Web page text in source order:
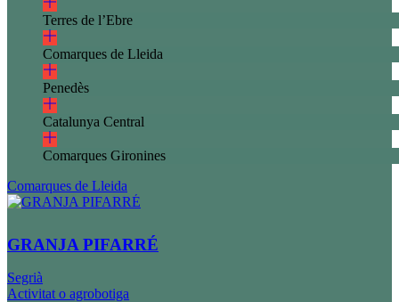
Terres de l’Ebre
Comarques de Lleida
Penedès
Catalunya Central
Comarques Gironines
Comarques de Lleida
GRANJA PIFARRÉ
Segrià
Activitat o agrobotiga